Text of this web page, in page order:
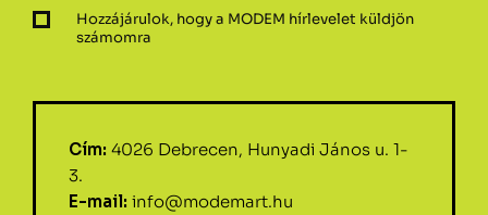
Hozzájárulok, hogy a MODEM hírlevelet küldjön
számomra
Cím: 4026 Debrecen, Hunyadi János u. 1-
3.
E-mail: info@modemart.hu